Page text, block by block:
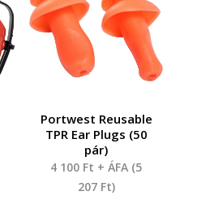
Portwest Reusable
TPR Ear Plugs (50
pár)
4 100 Ft + ÁFA (5
207 Ft)